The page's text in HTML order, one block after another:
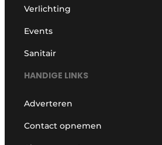
Verlichting
Events
Sanitair
HANDIGE LINKS
Adverteren
Contact opnemen